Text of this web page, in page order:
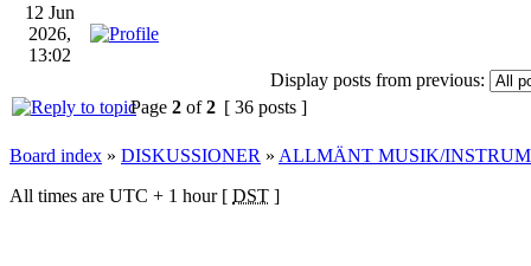
12 Jun
2026,
13:02
Display posts from previous:
Page 2 of2 [ 36 posts ]
Board index » DISKUSSIONER » ALLMÄNT MUSIK/
All times are UTC + 1 hour [ DST ]